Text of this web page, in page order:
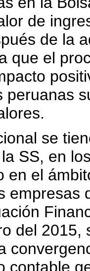
de
de la
que el
peruanas
se
SS, en
en el
empresas
del 2015,
contable